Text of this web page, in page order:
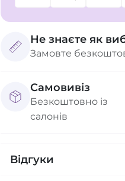
Не знаєте як
Замовте
Самовивіз
Безкоштовно із
салонів
Відгуки